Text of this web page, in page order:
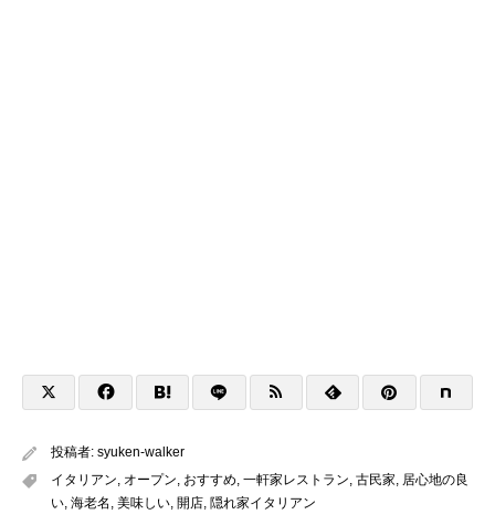
投稿者: syuken-walker
イタリアン, オープン, おすすめ, 一軒家レストラン, 古民家, 居心地の良
い, 海老名 , 美味しい, 開店, 隠れ家イタリアン